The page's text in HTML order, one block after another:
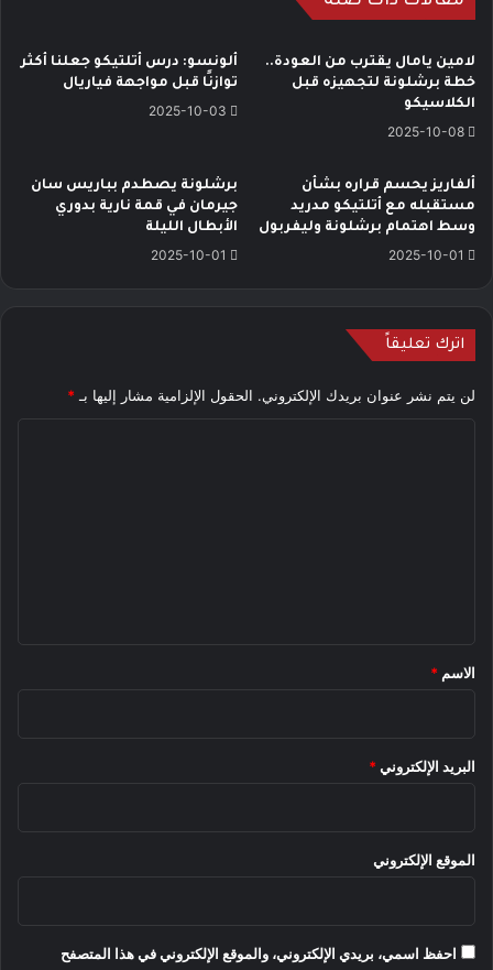
لامين يامال يقترب من العودة..
خطة برشلونة لتجهيزه قبل
الكلاسيكو
2025-10-08
ألونسو: درس أتلتيكو جعلنا أكثر
توازنًا قبل مواجهة فياريال
2025-10-03
ألفاريز يحسم قراره بشأن
مستقبله مع أتلتيكو مدريد
وسط اهتمام برشلونة وليفربول
2025-10-01
برشلونة يصطدم بباريس سان
جيرمان في قمة نارية بدوري
الأبطال الليلة
2025-10-01
اترك تعليقاً
لن يتم نشر عنوان بريدك الإلكتروني. الحقول الإلزامية مشار إليها بـ *
*
الاسم *
البريد الإلكتروني *
الموقع الإلكتروني
احفظ اسمي، بريدي الإلكتروني، والموقع الإلكتروني في هذا المتصفح